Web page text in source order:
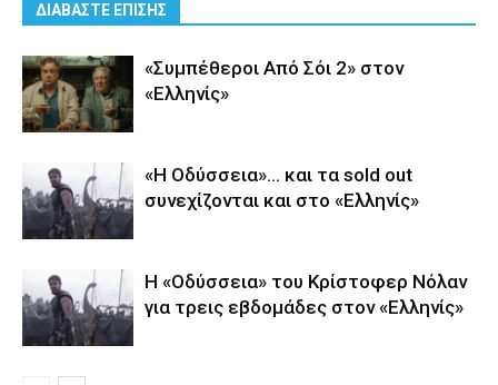
ΔΙΑΒΑΣΤΕ ΕΠΙΣΗΣ
«Συμπέθεροι Από Σόι 2» στον
«Ελληνίς»
«Η Οδύσσεια»… και τα sold out
συνεχίζονται και στο «Ελληνίς»
Η «Οδύσσεια» του Κρίστοφερ Νόλαν
για τρεις εβδομάδες στον «Ελληνίς»